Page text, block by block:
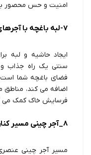
امنیت و حس محصور
7-لبه باغچه با آجرهای سنتی
ایجاد حاشیه و لبه
سنتی یک راه جذاب و
فضای باغچه شما است.
اضافه می کند، مناطق
فرسایش خاک کمک می
8_آجر چینی مسیر کنار باغچه
مسیر آجر چینی